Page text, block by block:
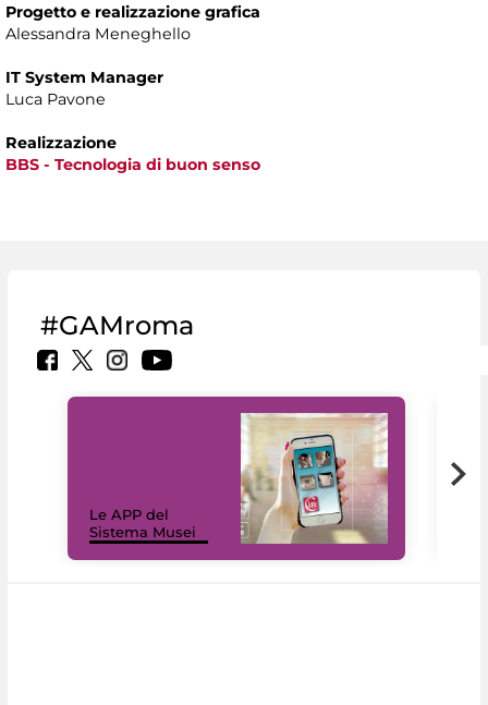
Progetto e realizzazione grafica
Alessandra Meneghello
IT System Manager
Luca Pavone
Realizzazione
BBS - Tecnologia di buon senso
#GAMroma
Le APP del
Sistema Musei